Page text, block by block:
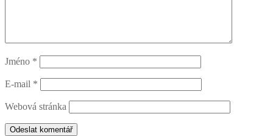
Jméno *
E-mail *
Webová stránka